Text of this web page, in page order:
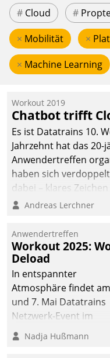
# Cloud #
× Mobilität ×
× Machine Learning
Workout 2019
Chatbot trifft
Es ist Datatrains 10.
Jahrzehnt hat das
Anwendertreffen
haben sich
dabei – klares
Fokussierung auf den
Andreas Lerchner
Anwendertreffen
Workout 2025:
Deload
In entspannter
Atmosphäre findet
und 7. Mai Datatrains
Netzwerk-Event im
Kunden- und
statt. Zentrale Frage:
Nadja Hußmann